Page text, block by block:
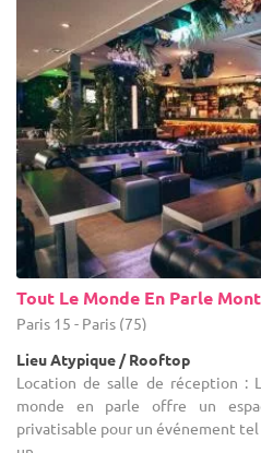
Tout Le Monde En Parle
Paris 15 - Paris (75)
Lieu Atypique / Rooftop
Location de salle de réception :
monde en parle offre un
privatisable pour un événement